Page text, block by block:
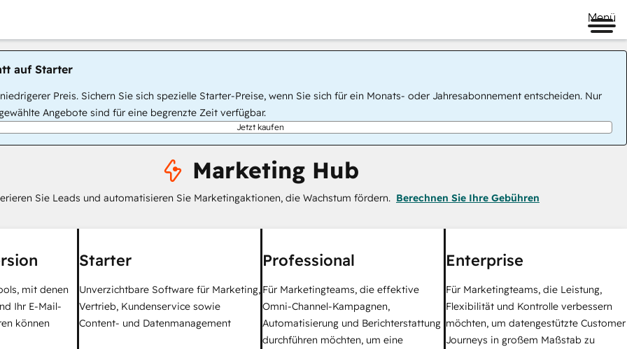
Menü
auf Starter
Preis. Sichern Sie sich spezielle Starter-Preise, wenn Sie sich für ein Monats- oder Jahresabonnement entscheiden. Nur
Angebote sind für eine begrenzte Zeit verfügbar.
Jetzt kaufen
Marketing Hub
Sie Leads und automatisieren Sie Marketingaktionen, die Wachstum fördern. Berechnen Sie Ihre Gebühren
mit denen
Ihr E-Mail-
können
Starter
Unverzichtbare Software für Marketing,
Vertrieb, Kundenservice sowie
Content- und Datenmanagement
Professional
Für Marketingteams, die effektive
Omni-Channel-Kampagnen,
Automatisierung und Berichterstattung
durchführen möchten, um eine
Enterprise
Für Marketingteams, die Leistung,
Flexibilität und Kontrolle verbessern
möchten, um datengestützte Customer
Journeys in großem Maßstab zu